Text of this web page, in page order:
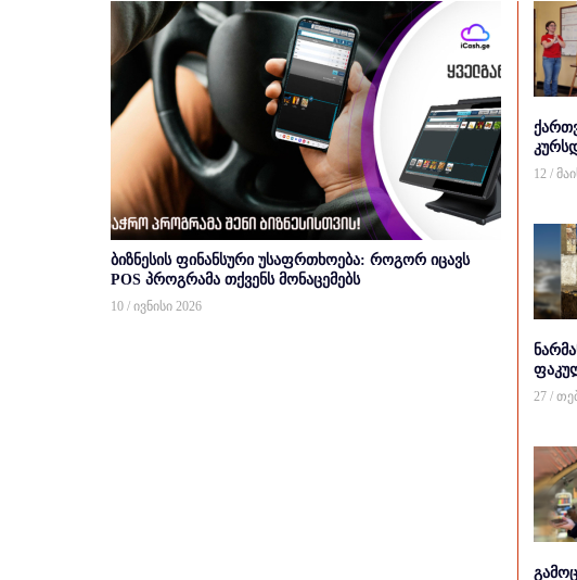
ბიზნესის ფინანსური უსაფრთხოება: როგორ იცავს
POS პროგრამა თქვენს მონაცემებს
10 / ივნისი 2026
12 /
27 /